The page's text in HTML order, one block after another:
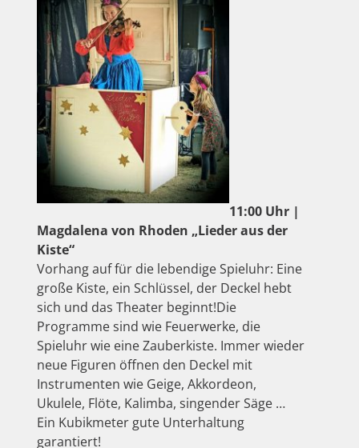
11:00 Uhr |
Magdalena von Rhoden „Lieder aus der
Kiste“
Vorhang auf für die lebendige Spieluhr: Eine
große Kiste, ein Schlüssel, der Deckel hebt
sich und das Theater beginnt!Die
Programme sind wie Feuerwerke, die
Spieluhr wie eine Zauberkiste. Immer wieder
neue Figuren öffnen den Deckel mit
Instrumenten wie Geige, Akkordeon,
Ukulele, Flöte, Kalimba, singender Säge …
Ein Kubikmeter gute Unterhaltung
garantiert!